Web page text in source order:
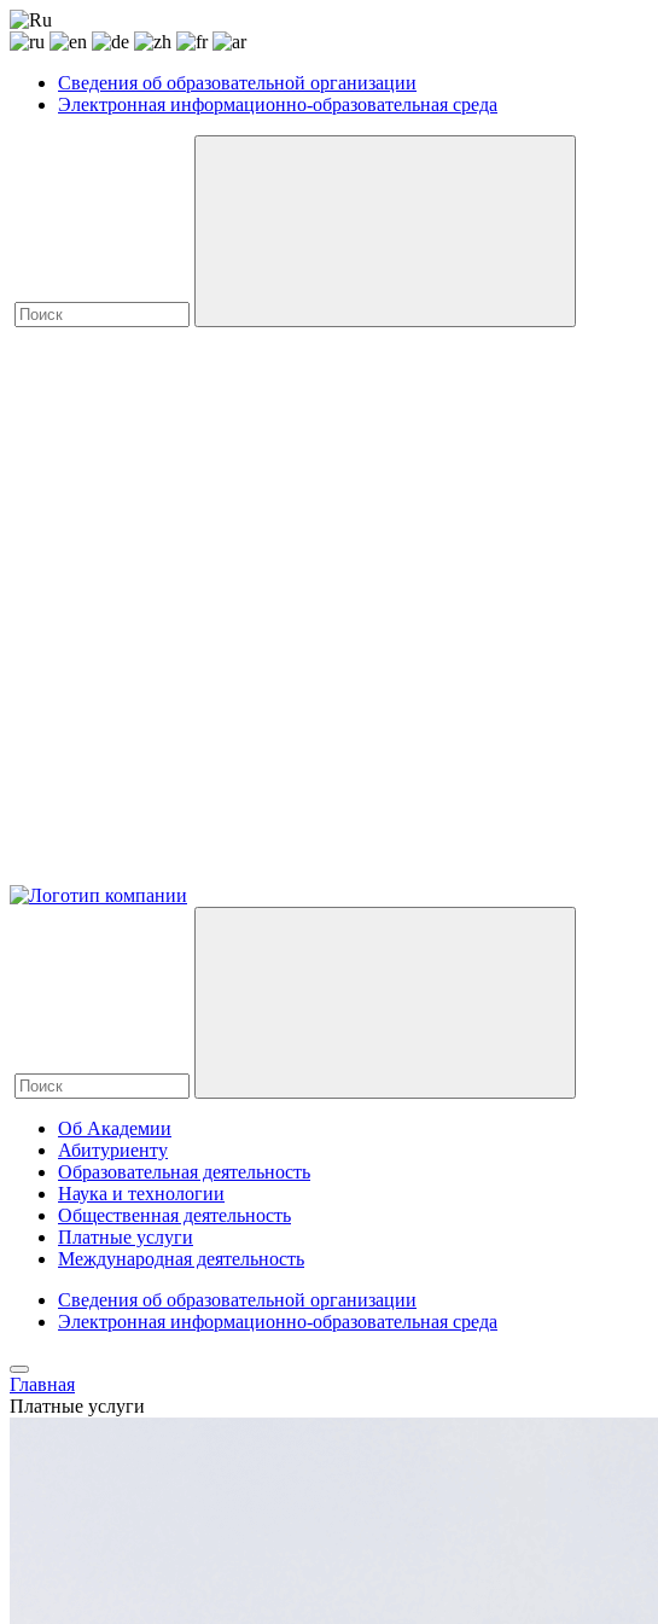
Сведения об образовательной организации
Электронная информационно-образовательная среда
Об Академии
Абитуриенту
Образовательная деятельность
Наука и технологии
Общественная деятельность
Платные услуги
Международная деятельность
Сведения об образовательной организации
Электронная информационно-образовательная среда
Главная
Платные услуги